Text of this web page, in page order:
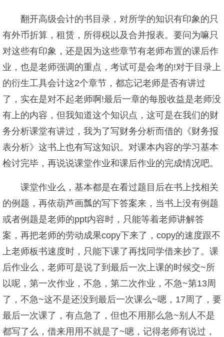
翻开高级会计的书目录，对所学的知识有印象的只
有外币折算，租赁，所得税以及合并报表。要问为嘛只
对这些有印象，还是因为这些章节有老师布置的课后作
业，也是老师强调的重点，考试可是会考的!对于目录上
的衍生工具会计这2个章节，都忘记老师是否有讲过
了，实在是对不起老师啊!最后一章的每股收益是老师没
有上的内容，但我知道这个知识点，这可是在我们的财
务分析课堂有讲过，我为了写财务分析而借的《财务报
表分析》这书上也有写这知识。对课本内容的学习基本
检讨完毕，再说说课堂作业和课后作业的完成情况吧。
课堂作业么，基本都是在看过题目后在书上找相关
的例题，再依葫芦画瓢的写下答案来，当书上没有例题
或者例题是老师的ppt内容时，只能等着老师讲解答
案，再把老师的劳动成果copy下来了，copy的速度跟不
上老师板书速度时，只能下课了再找同学借来抄了。课
后作业么，老师可是说了到最后一次上课的时候交~所
以呢，第一次作业，不急，第二次作业，不急~第13周
了，不急~这不是还没到最后一次课么~嗯，17周了，要
最后一次课了，有点急了，但也不用那么急~别人不是
都写了么，借来用用不就是了~嗯，记得老师有说过，